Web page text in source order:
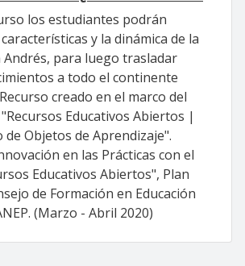
los estudiantes podrán
y la dinámica de la
Andrés, para luego trasladar
a todo el continente
creado en el marco del
Educativos Abiertos |
Objetos de Aprendizaje".
en las Prácticas con el
Educativos Abiertos", Plan
de Formación en Educación
(Marzo - Abril 2020)